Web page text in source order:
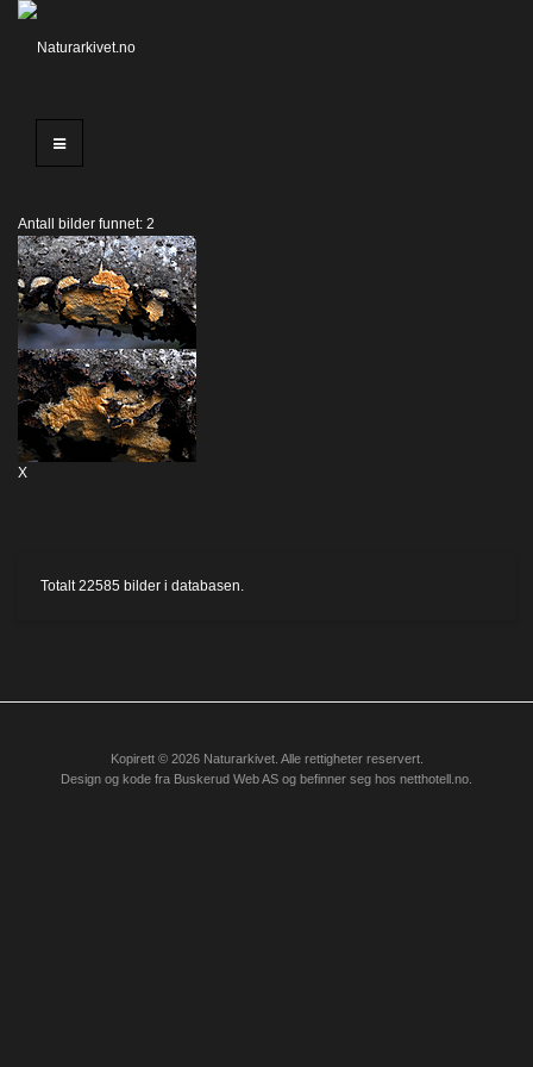
Antall bilder funnet: 2
X
Totalt22585 bilder i databasen.
Kopirett © 2026 Naturarkivet. Alle rettigheter reservert.
Design og kode fra Buskerud Web AS og befinner seg hos netthotell.no